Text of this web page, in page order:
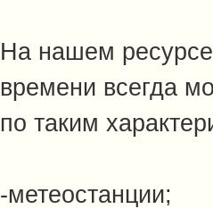
На нашем
времени всегда
по таким
-метеостанции;